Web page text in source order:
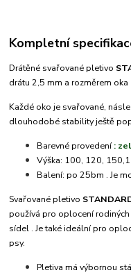
Kompletní
Drátěné svařované pletivo
drátu 2,5 mm a rozměrem
Každé oko je svařované,
dlouhodobé stability ještě
Barevné provedení:
Výška: 100, 120,
Balení: po 25bm .Je
Svařované pletivo
používá pro oplocení
sídel . Je také ideální pro
psy.
Pletiva má výbornou